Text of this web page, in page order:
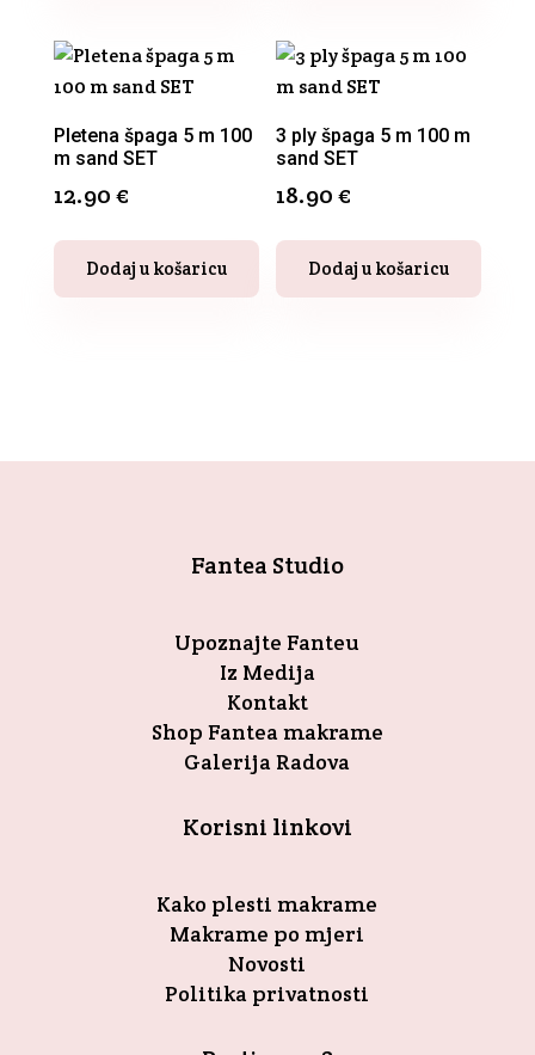
Pletena špaga 5 m 100
m sand SET
12.90€
Dodaj u košaricu
3 ply špaga 5 m 100 m
sand SET
18.90€
Dodaj u košaricu
Fantea Studio
Upoznajte Fanteu
Iz Medija
Kontakt
Shop Fantea makrame
Galerija Radova
Korisni linkovi
Kako plesti makrame
Makrame po mjeri
Novosti
Politika privatnosti